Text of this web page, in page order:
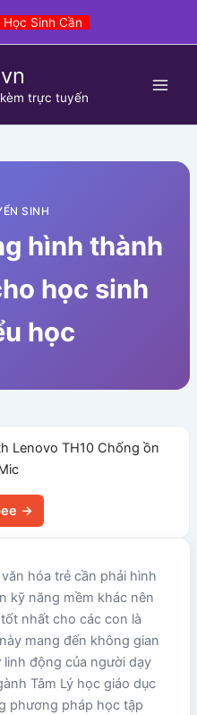
Sinh Cần
trực tuyến
SINH
hình thành
học sinh
học
Lenovo TH10 Chống ồn
→
hóa trẻ cần phải hình
kỹ năng mềm khác nên
nhất cho các con là
mang đến không gian
động của người dạy
Tâm Lý học giáo dục
phương pháp học tập